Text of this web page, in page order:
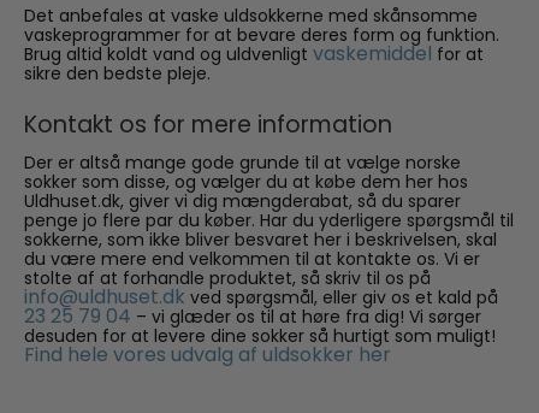
Det anbefales at vaske uldsokkerne med skånsomme
vaskeprogrammer for at bevare deres form og funktion.
Brug altid koldt vand og uldvenligt vaskemiddel for at
sikre den bedste pleje.
Kontakt os for mere information
Der er altså mange gode grunde til at vælge norske
sokker som disse, og vælger du at købe dem her hos
Uldhuset.dk, giver vi dig mængderabat, så du sparer
penge jo flere par du køber. Har du yderligere spørgsmål til
sokkerne, som ikke bliver besvaret her i beskrivelsen, skal
du være mere end velkommen til at kontakte os. Vi er
stolte af at forhandle produktet, så skriv til os på
info@uldhuset.dk ved spørgsmål, eller giv os et kald på
23 25 79 04 – vi glæder os til at høre fra dig! Vi sørger
desuden for at levere dine sokker så hurtigt som muligt!
Find hele vores udvalg af uldsokker her